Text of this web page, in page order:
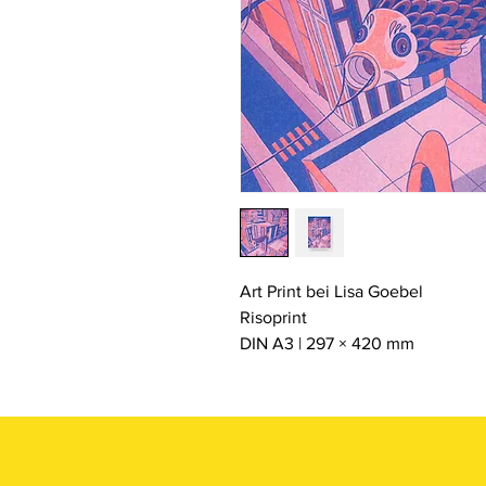
Art Print bei Lisa Goebel
Risoprint
DIN A3 | 297 × 420 mm